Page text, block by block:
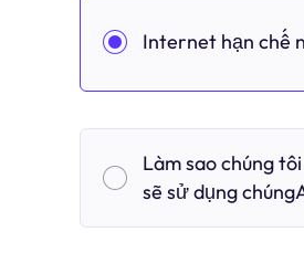
Internet hạn chế
Làm sao chúng
sẽ sử dụng